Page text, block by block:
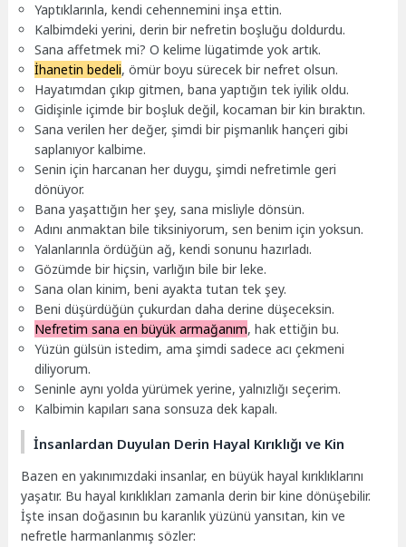
Yaptıklarınla, kendi cehennemini inşa ettin.
Kalbimdeki yerini, derin bir nefretin boşluğu doldurdu.
Sana affetmek mi? O kelime lügatimde yok artık.
İhanetin bedeli, ömür boyu sürecek bir nefret olsun.
Hayatımdan çıkıp gitmen, bana yaptığın tek iyilik oldu.
Gidişinle içimde bir boşluk değil, kocaman bir kin bıraktın.
Sana verilen her değer, şimdi bir pişmanlık hançeri gibi
saplanıyor kalbime.
Senin için harcanan her duygu, şimdi nefretimle geri
dönüyor.
Bana yaşattığın her şey, sana misliyle dönsün.
Adını anmaktan bile tiksiniyorum, sen benim için yoksun.
Yalanlarınla ördüğün ağ, kendi sonunu hazırladı.
Gözümde bir hiçsin, varlığın bile bir leke.
Sana olan kinim, beni ayakta tutan tek şey.
Beni düşürdüğün çukurdan daha derine düşeceksin.
Nefretim sana en büyük armağanım, hak ettiğin bu.
Yüzün gülsün istedim, ama şimdi sadece acı çekmeni
diliyorum.
Seninle aynı yolda yürümek yerine, yalnızlığı seçerim.
Kalbimin kapıları sana sonsuza dek kapalı.
İnsanlardan Duyulan Derin Hayal Kırıklığı ve Kin
Bazen en yakınımızdaki insanlar, en büyük hayal kırıklıklarını
yaşatır. Bu hayal kırıklıkları zamanla derin bir kine dönüşebilir.
İşte insan doğasının bu karanlık yüzünü yansıtan, kin ve
nefretle harmanlanmış sözler: